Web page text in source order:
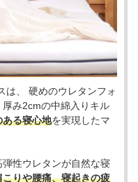
は、 硬めのウレタンフォ
み2cmの中綿入りキル
ある寝心地を実現したマ
性ウレタンが自然な寝
こりや腰痛、寝起きの疲